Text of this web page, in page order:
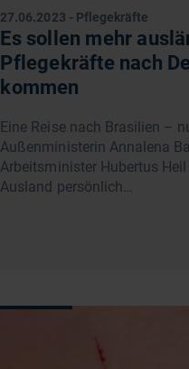
27.06.2023 - Pflegekräfte
Es sollen mehr
Pflegekräfte nach
kommen
Eine Reise nach Brasilien –
Außenministerin Annalena
Arbeitsminister Hubertus
Ausland persönlich…